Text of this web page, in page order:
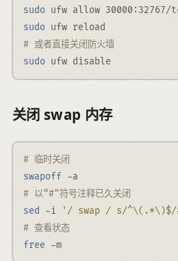
sudo ufw allow 30000:32767/
sudo ufw reload
# 或者直接关闭防火墙
sudo ufw disable
关闭 swap 内存
# 临时关闭
swapoff
-a
# 以“#”符号注释已久关闭
sed
-i '/ swap / s/^\(.*\)$/
# 查看状态
free
-m